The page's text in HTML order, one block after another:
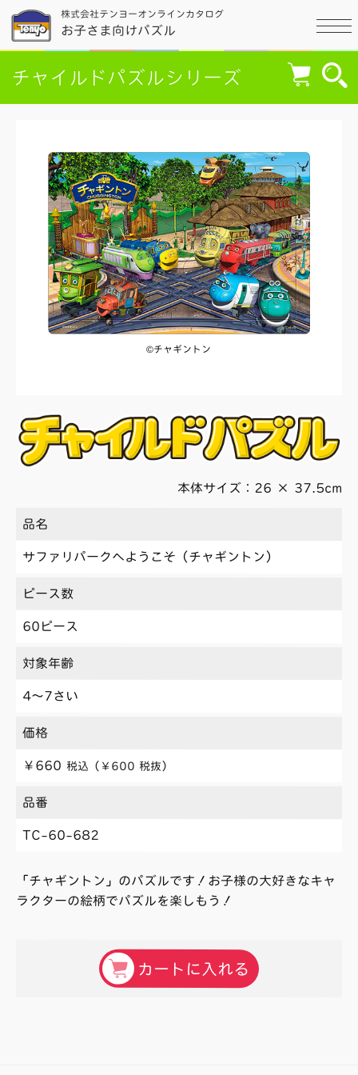
株式会社テンヨーオンラインカタログ
お子さま向けパズル
チャイルドパズルシリーズ
©チャギントン
本体サイズ：26 × 37.5cm
品名
サファリパークへようこそ（チャギントン）
ピース数
60ピース
対象年齢
4〜7さい
価格
￥660税込（￥600 税抜）
品番
TC-60-682
「チャギントン」のパズルです！お子様の大好きなキャ
ラクターの絵柄でパズルを楽しもう！
カートに入れる